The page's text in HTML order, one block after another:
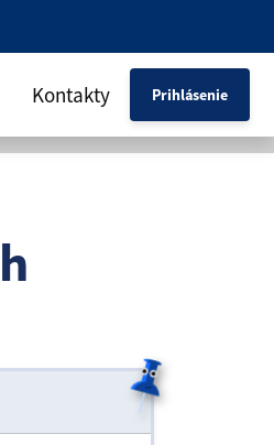
Kontakty Prihlásenie